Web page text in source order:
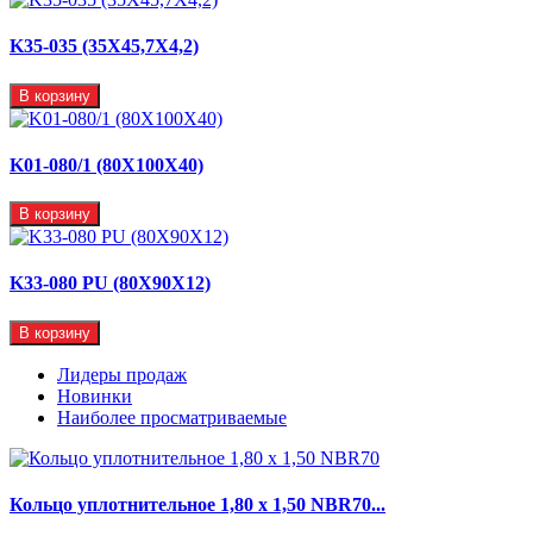
K35-035 (35X45,7X4,2)
В корзину
K01-080/1 (80X100X40)
В корзину
K33-080 PU (80X90X12)
В корзину
Лидеры продаж
Новинки
Наиболее просматриваемые
Кольцо уплотнительное 1,80 х 1,50 NBR70...